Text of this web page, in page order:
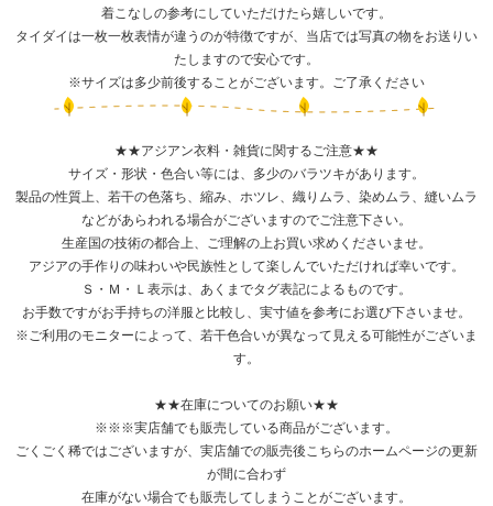
着こなしの参考にしていただけたら嬉しいです。
タイダイは一枚一枚表情が違うのが特徴ですが、当店では写真の物をお送りい
たしますので安心です。
※サイズは多少前後することがございます。ご了承ください
★★アジアン衣料・雑貨に関するご注意★★
サイズ・形状・色合い等には、多少のバラツキがあります。
製品の性質上、若干の色落ち、縮み、ホツレ、織りムラ、染めムラ、縫いムラ
などがあらわれる場合がございますのでご注意下さい。
生産国の技術の都合上、ご理解の上お買い求めくださいませ。
アジアの手作りの味わいや民族性として楽しんでいただければ幸いです。
Ｓ・Ｍ・Ｌ表示は、あくまでタグ表記によるものです。
お手数ですがお手持ちの洋服と比較し、実寸値を参考にお選び下さいませ。
※ご利用のモニターによって、若干色合いが異なって見える可能性がございま
す。
★★在庫についてのお願い★★
※※※実店舗でも販売している商品がございます。
ごくごく稀ではございますが、実店舗での販売後こちらのホームページの更新
が間に合わず
在庫がない場合でも販売してしまうことがございます。